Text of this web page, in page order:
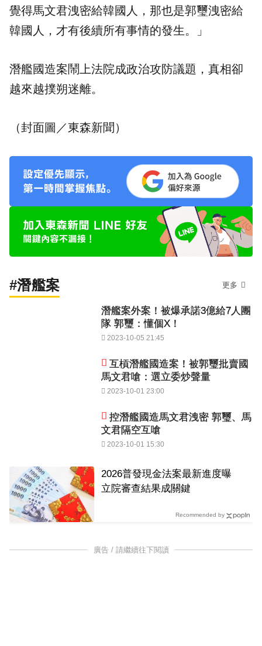
覺得馬文君洩密給韓國人，那也是郭璽洩密給
韓國人，才有後續所有事情的發生。」
潛艦國造案鬧上法院成政治攻防議題，真相卻
越來越撲朔迷離。
（封面圖／東森新聞）
#潛艦案 更多
潛艦案外案！被爆承諾3億給7人團
隊 郭璽：懂個X！
2023-10-05 21:45
互槓潛艦國造案！被郭璽批賣國
馬文君嗆：選立委炒聲量
2023-10-01 23:00
控潛艦國造馬文君洩密 郭璽、馬
文君隔空互嗆
2023-10-01 15:30
2026普發現金法案最新進度曝
立院審查結果成關鍵
Recommended by
廣告 / 請繼續往下閱讀